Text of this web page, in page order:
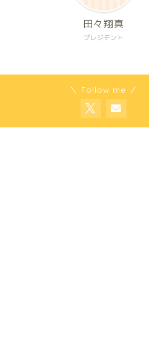
プレジデント
田々翔真
＼ Follow me ／